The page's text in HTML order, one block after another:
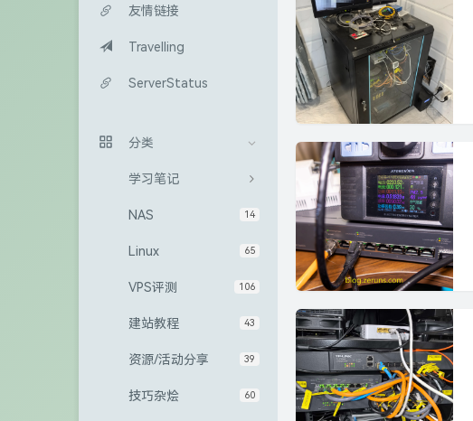
友情链接
Travelling
ServerStatus
分类
学习笔记
14
NAS
65
Linux
106
VPS评测
43
建站教程
39
资源/活动分享
60
技巧杂烩